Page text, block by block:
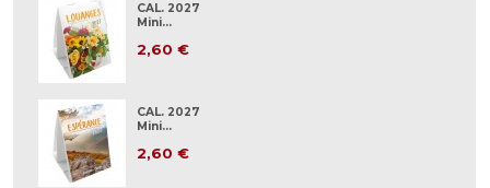
CAL. 2027
Mini...
2,60 €
CAL. 2027
Mini...
2,60 €